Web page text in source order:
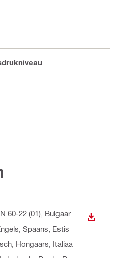
60-22 (01) , Bulgaar
Spaans, Estis
Hongaars, Italiaa